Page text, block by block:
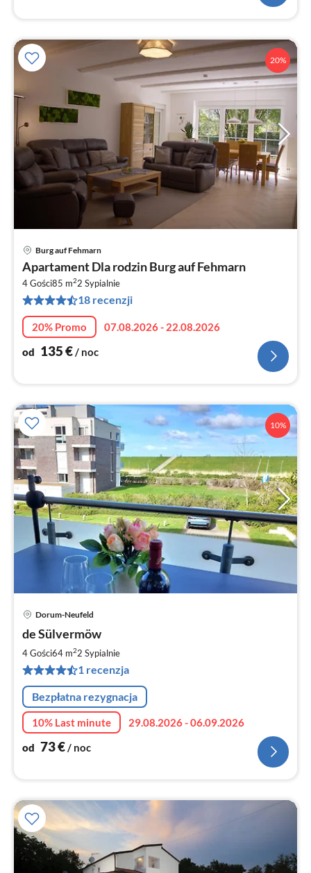
20%
Burg auf Fehmarn
Apartament Dla rodzin Burg auf Fehmarn
4 Gości85 m22 Sypialnie
18 recenzji
20% Promo
07.08.2026 - 22.08.2026
od 135€ / noc
10%
Dorum-Neufeld
de Sülvermöw
4 Gości64 m22 Sypialnie
1 recenzja
Bezpłatna rezygnacja
10% Last minute
29.08.2026 - 06.09.2026
od 73€/ noc